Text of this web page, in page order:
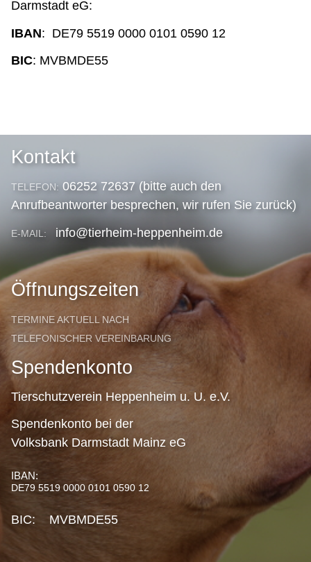
Darmstadt eG:
IBAN: DE79 5519 0000 0101 0590 12
BIC: MVBMDE55
Kontakt
TELEFON: 06252 72637 (bitte auch den
Anrufbeantworter besprechen, wir rufen Sie zurück)
E-MAIL: info@tierheim-heppenheim.de
Öffnungszeiten
TERMINE AKTUELL NACH
TELEFONISCHER VEREINBARUNG
Spendenkonto
Tierschutzverein Heppenheim u. U. e.V.
Spendenkonto bei der
Volksbank Darmstadt Mainz eG
IBAN:
DE79 5519 0000 0101 0590 12
BIC: MVBMDE55